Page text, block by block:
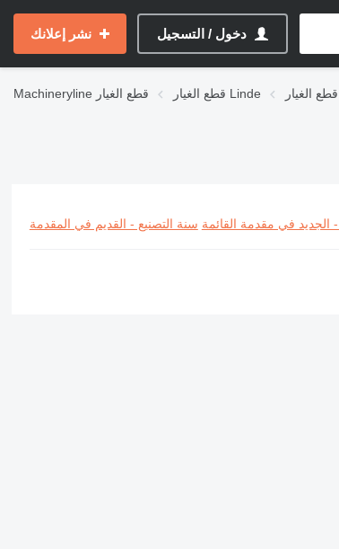
دخول / التسجيل نشر إعلانك
Machineryline قطع الغيار قطع الغيار Linde
الجديد في مقدمة القائمة سنة التصنيع - القديم في المقدمة